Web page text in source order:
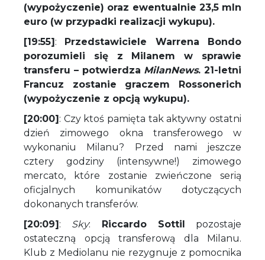
(wypożyczenie) oraz ewentualnie 23,5 mln
euro (w przypadki realizacji wykupu).
[19:55]: Przedstawiciele Warrena Bondo
porozumieli się z Milanem w sprawie
transferu – potwierdza MilanNews. 21-letni
Francuz zostanie graczem Rossonerich
(wypożyczenie z opcją wykupu).
[20:00]: Czy ktoś pamięta tak aktywny ostatni
dzień zimowego okna transferowego w
wykonaniu Milanu? Przed nami jeszcze
cztery godziny (intensywne!) zimowego
mercato, które zostanie zwieńczone serią
oficjalnych komunikatów dotyczących
dokonanych transferów.
[20:09]: Sky: Riccardo Sottil pozostaje
ostateczną opcją transferową dla Milanu.
Klub z Mediolanu nie rezygnuje z pomocnika